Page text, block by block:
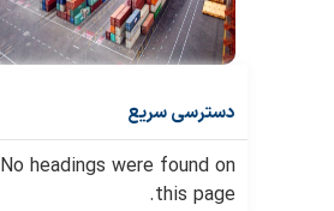
دسترسی سریع
No headings were found on
this page.